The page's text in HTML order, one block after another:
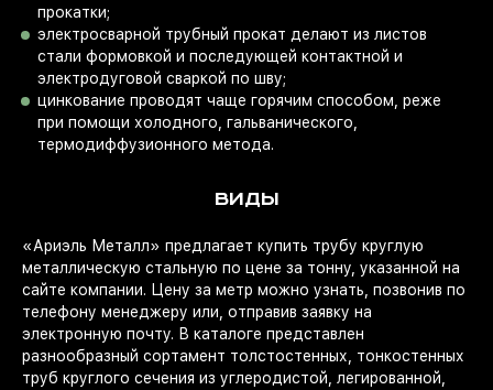
прокатки;
электросварной трубный прокат делают из листов
стали формовкой и последующей контактной и
электродуговой сваркой по шву;
цинкование проводят чаще горячим способом, реже
при помощи холодного, гальванического,
термодиффузионного метода.
ВИДЫ
«Ариэль Металл» предлагает купить трубу круглую
металлическую стальную по цене за тонну, указанной на
сайте компании. Цену за метр можно узнать, позвонив по
телефону менеджеру или, отправив заявку на
электронную почту. В каталоге представлен
разнообразный сортамент толстостенных, тонкостенных
труб круглого сечения из углеродистой, легированной,